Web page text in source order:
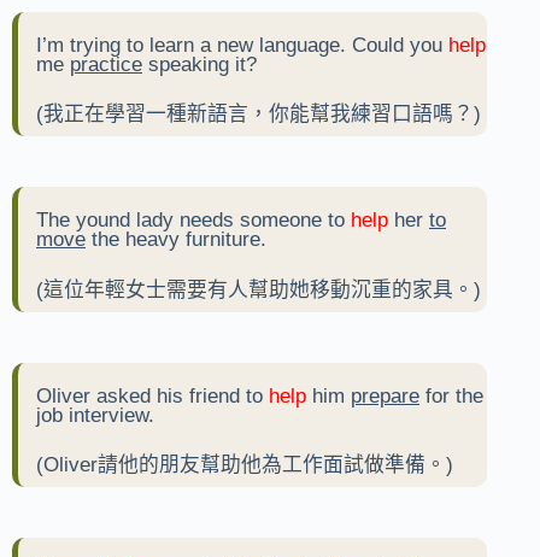
I’m trying to learn a new language. Could you help
me practice speaking it?
(我正在學習一種新語言，你能幫我練習口語嗎？)
The yound lady needs someone to help her to
move the heavy furniture.
(這位年輕女士需要有人幫助她移動沉重的家具。)
Oliver asked his friend to help him prepare for the
job interview.
(Oliver請他的朋友幫助他為工作面試做準備。)